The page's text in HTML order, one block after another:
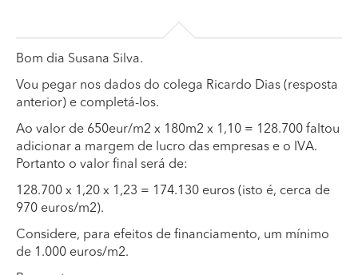
Bom dia Susana Silva.
Vou pegar nos dados do colega Ricardo Dias (resposta
anterior) e completá-los.
Ao valor de 650eur/m2 x 180m2 x 1,10 = 128.700 faltou
adicionar a margem de lucro das empresas e o IVA.
Portanto o valor final será de:
128.700 x 1,20 x 1,23 = 174.130 euros (isto é, cerca de
970 euros/m2).
Considere, para efeitos de financiamento, um mínimo
de 1.000 euros/m2.